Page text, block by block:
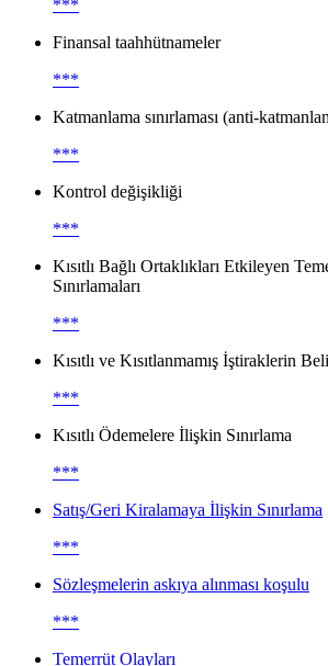
***
Finansal taahhütnameler
***
Katmanlama sınırlaması (anti-
***
Kontrol değişikliği
***
Kısıtlı Bağlı Ortaklıkları Etkileyen
Sınırlamaları
***
Kısıtlı ve Kısıtlanmamış İştiraklerin
***
Kısıtlı Ödemelere İlişkin Sınırlama
***
Satış/Geri Kiralamaya İlişkin Sınırlama
***
Sözleşmelerin askıya alınması koşulu
***
Temerrüt Olayları